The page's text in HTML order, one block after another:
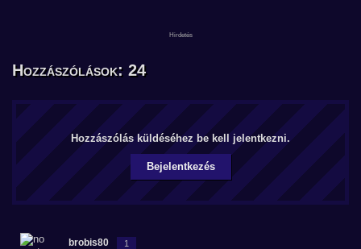
Hozzászólások: 24
Hozzászólás küldéséhez be kell jelentkezni.
Bejelentkezés
brobis80 1